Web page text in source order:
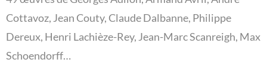
Cottavoz, Jean Couty, Claude Dalbanne, Philippe
Dereux, Henri Lachièze-Rey, Jean-Marc Scanreigh, Max
Schoendorff…